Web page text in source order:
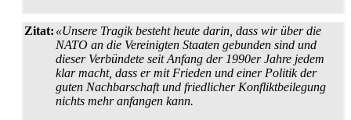
Zitat: «Unsere Tragik besteht heute darin, dass wir über die
NATO an die Vereinigten Staaten gebunden sind und
dieser Verbündete seit Anfang der 1990er Jahre jedem
klar macht, dass er mit Frieden und einer Politik der
guten Nachbar­schaft und friedlicher Konflikt­beilegung
nichts mehr anfangen kann.